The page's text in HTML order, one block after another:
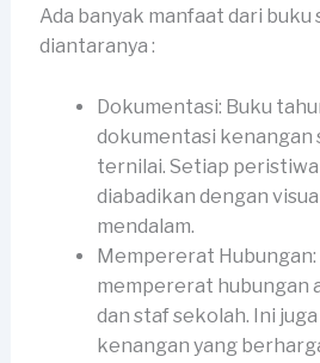
Ada banyak manfaat dari buku
diantaranya :
Dokumentasi: Buku
dokumentasi kenangan
ternilai. Setiap
diabadikan dengan
mendalam.
Mempererat
mempererat hubungan
dan staf sekolah. Ini
kenangan yang